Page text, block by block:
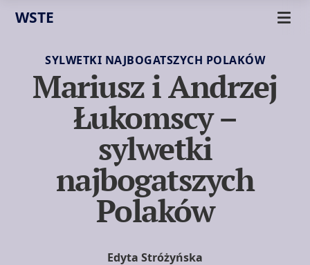
WSTE
SYLWETKI NAJBOGATSZYCH POLAKÓW
Mariusz i Andrzej
Łukomscy –
sylwetki
najbogatszych
Polaków
Edyta Stróżyńska